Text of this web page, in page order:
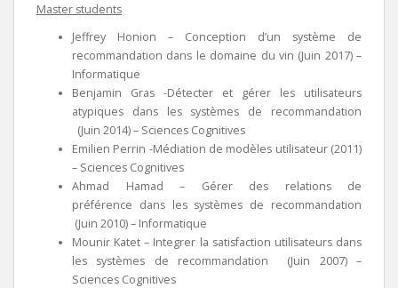
Master students
Jeffrey Honion – Conception d’un système de
recommandation dans le domaine du vin (Juin 2017) –
Informatique
Benjamin Gras -Détecter et gérer les utilisateurs
atypiques dans les systèmes de recommandation
(Juin 2014) – Sciences Cognitives
Emilien Perrin -Médiation de modèles utilisateur (2011)
– Sciences Cognitives
Ahmad Hamad – Gérer des relations de
préférence dans les systèmes de recommandation
(Juin 2010) – Informatique
Mounir Katet – Integrer la satisfaction utilisateurs dans
les systèmes de recommandation (Juin 2007) –
Sciences Cognitives